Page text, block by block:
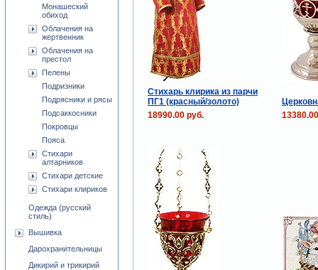
Стихарь клирика из парчи
ПГ1 (красный/золото)
18990.00 руб.
Монашеский
обиход
Облачения на
жертвенник
Облачения на
престол
Пелены
Подризники
Подрясники и рясы
Подсаккосники
Покровцы
Пояса
Стихари
алтарников
Стихари детские
Стихари клириков
Одежда (русский
стиль)
Вышивка
Дарохранительницы
Дикирий и трикирий